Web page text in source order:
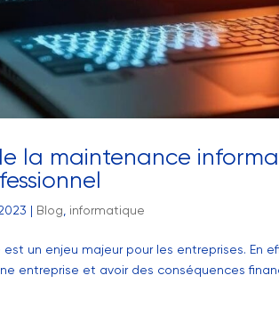
la maintenance
| Blog, informatique
un enjeu majeur pour les entreprises. En
entreprise et avoir des conséquences